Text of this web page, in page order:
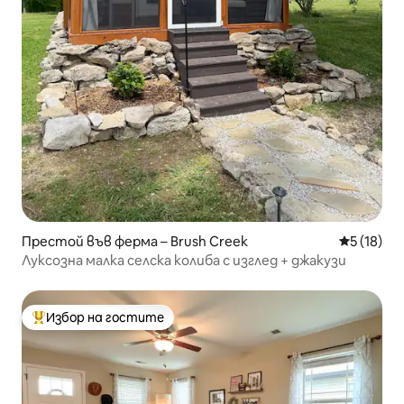
Престой във ферма – Brush Creek Средна
5 (18)
Луксозна малка селска колиба с изглед + джакузи
Най-популярен избор на гостите
Избор на гостите